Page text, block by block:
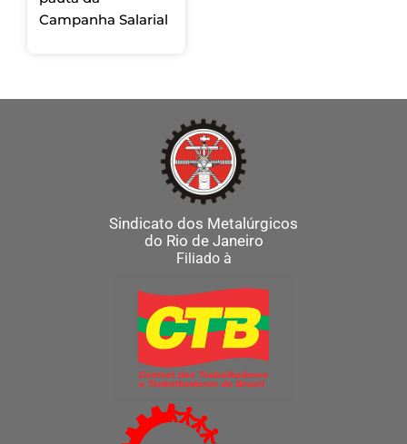
Campanha Salarial
Sindicato dos Metalúrgicos
do Rio de Janeiro
Filiado à